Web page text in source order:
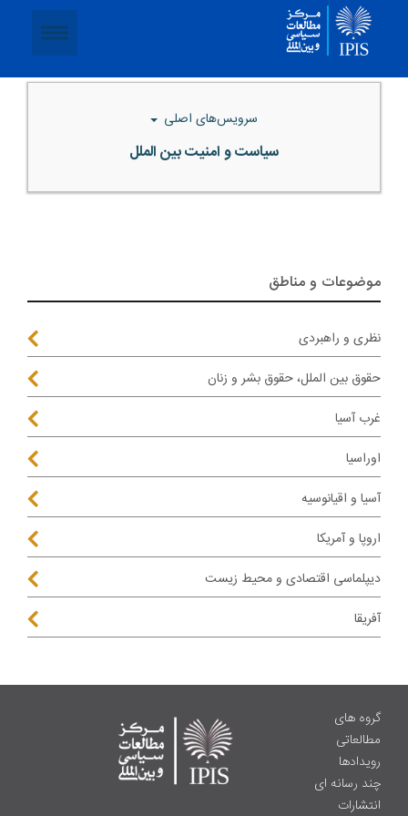
سرویس‌های اصلی
سیاست و امنیت بین الملل
موضوعات و مناطق
نظری و راهبردی
حقوق بین الملل، حقوق بشر و زنان
غرب آسیا
اوراسیا
آسیا و اقیانوسیه
اروپا و آمریکا
دیپلماسی اقتصادی و محیط زیست
آفریقا
گروه های
مطالعاتی
رویدادها
چند رسانه ای
انتشارات